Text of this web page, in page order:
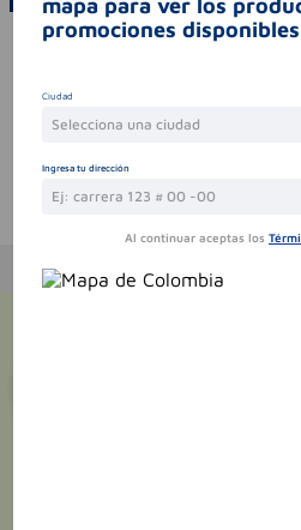
Por favor, inicie sesión para
Te puede interesar
mapa para ver los
promociones
Ciudad
Selecciona una ciudad
Ingresa tu dirección
Al continuar aceptas los